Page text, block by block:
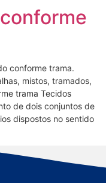
conforme trama.
mistos, tramados,
trama Tecidos
de dois conjuntos de
dispostos no sentido